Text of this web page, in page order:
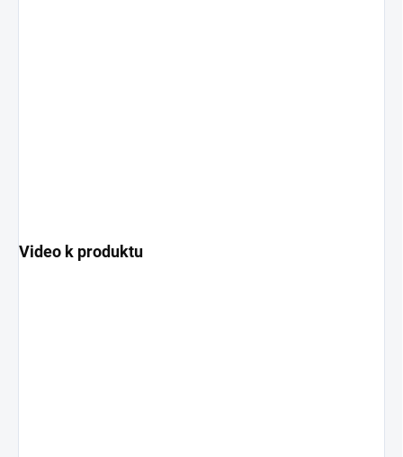
Video k produktu